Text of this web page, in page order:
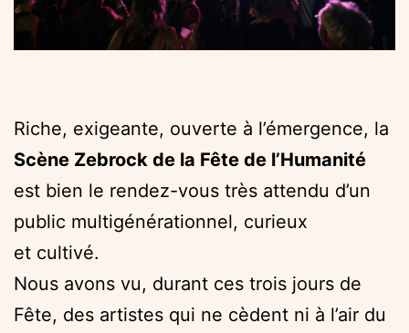
Riche, exigeante, ouverte à l’émergence, la
Scène Zebrock de la Fête de l’Humanité
est bien le rendez-vous très attendu d’un
public multigénérationnel, curieux
et cultivé.
Nous avons vu, durant ces trois jours de
Fête, des artistes qui ne cèdent ni à l’air du